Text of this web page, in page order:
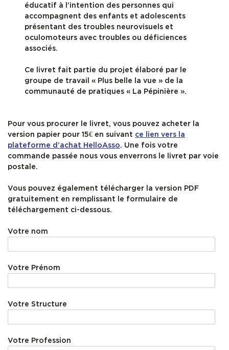
éducatif à l’intention des personnes qui
accompagnent des enfants et adolescents
présentant des troubles neurovisuels et
oculomoteurs avec troubles ou déficiences
associés.
Ce livret fait partie du projet élaboré par le
groupe de travail « Plus belle la vue » de la
communauté de pratiques « La Pépinière ».
Pour vous procurer le livret, vous pouvez acheter la
version papier pour 15€ en suivant ce lien vers la
plateforme d’achat HelloAsso. Une fois votre
commande passée nous vous enverrons le livret par voie
postale.
Vous pouvez également télécharger la version PDF
gratuitement en remplissant le formulaire de
téléchargement ci-dessous.
Votre nom
Votre Prénom
Votre Structure
Votre Profession